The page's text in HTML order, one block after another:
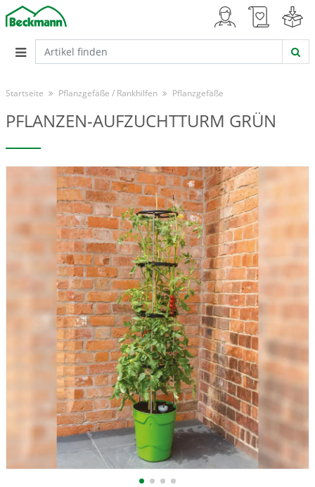
Startseite Pflanzgefäße / Rankhilfen Pflanzgefäße
PFLANZEN-AUFZUCHTTURM GRÜN